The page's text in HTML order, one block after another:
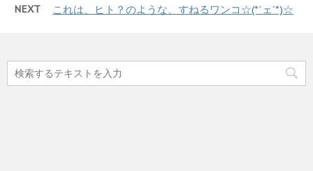
NEXT これは、ヒト？のような、すねるワンコ☆(*`ェ´*)☆